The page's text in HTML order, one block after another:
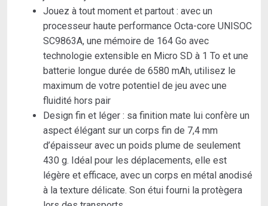
Jouez à tout moment et partout : avec un
processeur haute performance Octa-core UNISOC
SC9863A, une mémoire de 164 Go avec
technologie extensible en Micro SD à 1 To et une
batterie longue durée de 6580 mAh, utilisez le
maximum de votre potentiel de jeu avec une
fluidité hors pair
Design fin et léger : sa finition mate lui confère un
aspect élégant sur un corps fin de 7,4 mm
d’épaisseur avec un poids plume de seulement
430 g. Idéal pour les déplacements, elle est
légère et efficace, avec un corps en métal anodisé
à la texture délicate. Son étui fourni la protègera